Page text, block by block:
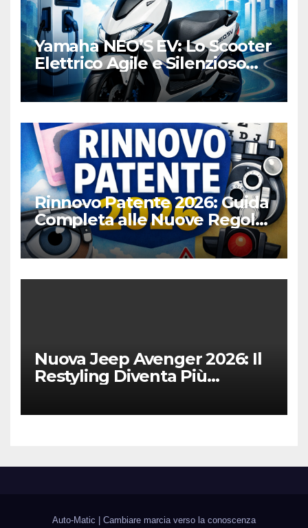
Yamaha NEO’S EV: Lo Scooter
Elettrico Agile e Silenzioso
per la Città
Rinnovo Patente 2026: Guida
Completa alle Nuove Regole,
Digitalizzazione e Costi
Nuova Jeep Avenger 2026: Il
Restyling Diventa Più
Fedele al DNA Off-Road
Auto-Matic | Cambiare marcia verso la conoscenza